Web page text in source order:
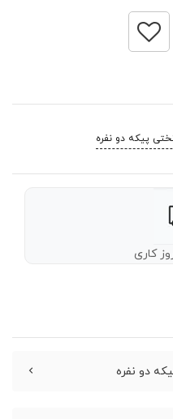
پیکه دو نفره
دو نفره